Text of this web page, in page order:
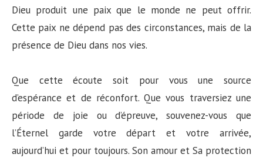
Dieu produit une paix que le monde ne peut offrir.
Cette paix ne dépend pas des circonstances, mais de la
présence de Dieu dans nos vies.
Que cette écoute soit pour vous une source
d’espérance et de réconfort. Que vous traversiez une
période de joie ou d’épreuve, souvenez-vous que
l’Éternel garde votre départ et votre arrivée,
aujourd’hui et pour toujours. Son amour et Sa protection